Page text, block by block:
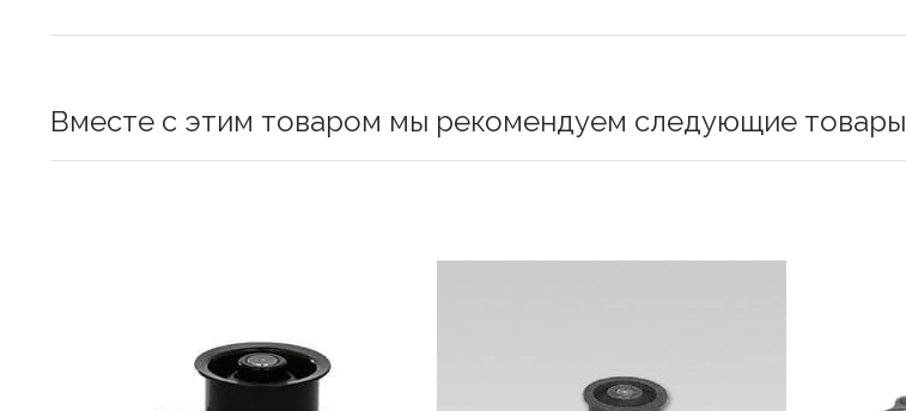
Вместе с этим товаром мы рекомендуем следующие товары